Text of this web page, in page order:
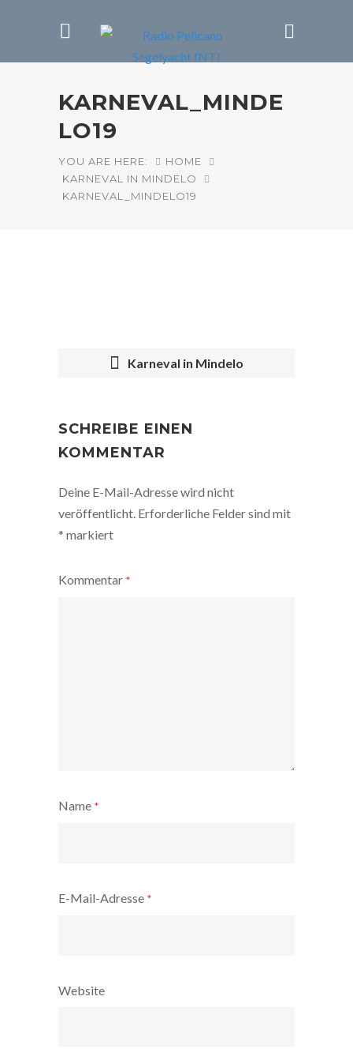
KARNEVAL_MINDE
LO19
YOU ARE HERE:
HOME
KARNEVAL IN MINDELO
KARNEVAL_MINDELO19
NAVIGATION
Karneval in Mindelo
SCHREIBE EINEN
KOMMENTAR
Deine E-Mail-Adresse wird nicht
veröffentlicht. Erforderliche Felder sind mit
* markiert
Kommentar *
Name *
E-Mail-Adresse *
Website